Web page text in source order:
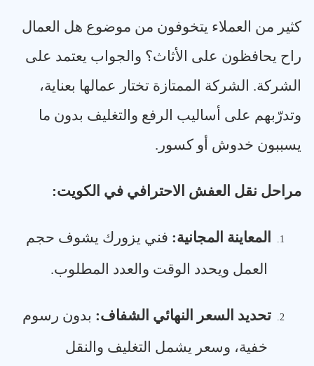
كثير من العملاء يتخوفون من موضوع هل العمال
راح يحافظون على الأثاث؟ والجواب يعتمد على
الشركة. الشركة الممتازة تختار عمالها بعناية،
وتدرّبهم على أساليب الرفع والتغليف بدون ما
يسببون خدوش أو كسور .
مراحل نقل العفش الاحترافي في الكويت:
1. المعاينة المجانية: فني يزورك يشوف حجم
العمل ويحدد الوقت والعدد المطلوب.
2. تحديد السعر النهائي الشفاف: بدون رسوم
خفية، وسعر يشمل التغليف والنقل